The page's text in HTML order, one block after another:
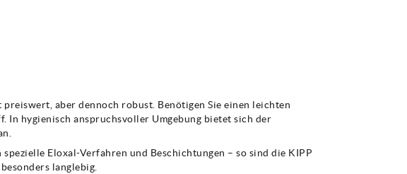
aber dennoch robust. Benötigen Sie einen leichten
In hygienisch anspruchsvoller Umgebung bietet sich der
Eloxal-Verfahren und Beschichtungen – so sind die KIPP
langlebig.